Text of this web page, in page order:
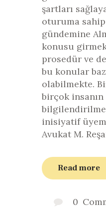
şartları
oturuma
gündemine
konusu
prosedür ve
bu konular
olabilmekte.
birçok
inisiyatif
Avukat M.
Read more
0